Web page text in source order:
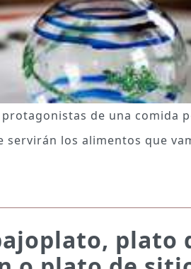
de una comida
servirán los alimentos que
plato